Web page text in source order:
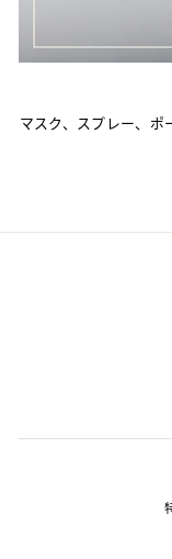
マスク、スプレー、ポ